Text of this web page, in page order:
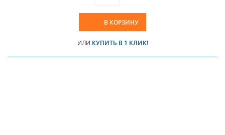
В КОРЗИНУ
ИЛИ КУПИТЬ В 1 КЛИК!